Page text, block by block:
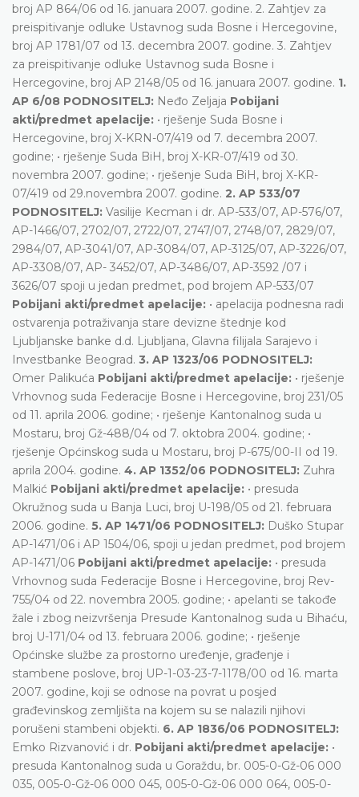
broj AP 864/06 od 16. januara 2007. godine. 2. Zahtjev za
preispitivanje odluke Ustavnog suda Bosne i Hercegovine,
broj AP 1781/07 od 13. decembra 2007. godine. 3. Zahtjev
za preispitivanje odluke Ustavnog suda Bosne i
Hercegovine, broj AP 2148/05 od 16. januara 2007. godine. 1.
AP 6/08 PODNOSITELJ: Neđo Zeljaja Pobijani
akti/predmet apelacije: • rješenje Suda Bosne i
Hercegovine, broj X-KRN-07/419 od 7. decembra 2007.
godine; • rješenje Suda BiH, broj X-KR-07/419 od 30.
novembra 2007. godine; • rješenje Suda BiH, broj X-KR-
07/419 od 29.novembra 2007. godine. 2. AP 533/07
PODNOSITELJ: Vasilije Kecman i dr. AP-533/07, AP-576/07,
AP-1466/07, 2702/07, 2722/07, 2747/07, 2748/07, 2829/07,
2984/07, AP-3041/07, AP-3084/07, AP-3125/07, AP-3226/07,
AP-3308/07, AP- 3452/07, AP-3486/07, AP-3592 /07 i
3626/07 spoji u jedan predmet, pod brojem AP-533/07
Pobijani akti/predmet apelacije: • apelacija podnesna radi
ostvarenja potraživanja stare devizne štednje kod
Ljubljanske banke d.d. Ljubljana, Glavna filijala Sarajevo i
Investbanke Beograd. 3. AP 1323/06 PODNOSITELJ:
Omer Palikuća Pobijani akti/predmet apelacije: • rješenje
Vrhovnog suda Federacije Bosne i Hercegovine, broj 231/05
od 11. aprila 2006. godine; • rješenje Kantonalnog suda u
Mostaru, broj Gž-488/04 od 7. oktobra 2004. godine; •
rješenje Općinskog suda u Mostaru, broj P-675/00-II od 19.
aprila 2004. godine. 4. AP 1352/06 PODNOSITELJ: Zuhra
Malkić Pobijani akti/predmet apelacije: • presuda
Okružnog suda u Banja Luci, broj U-198/05 od 21. februara
2006. godine. 5. AP 1471/06 PODNOSITELJ: Duško Stupar
AP-1471/06 i AP 1504/06, spoji u jedan predmet, pod brojem
AP-1471/06 Pobijani akti/predmet apelacije: • presuda
Vrhovnog suda Federacije Bosne i Hercegovine, broj Rev-
755/04 od 22. novembra 2005. godine; • apelanti se takođe
žale i zbog neizvršenja Presude Kantonalnog suda u Bihaću,
broj U-171/04 od 13. februara 2006. godine; • rješenje
Općinske službe za prostorno uređenje, građenje i
stambene poslove, broj UP-1-03-23-7-1178/00 od 16. marta
2007. godine, koji se odnose na povrat u posjed
građevinskog zemljišta na kojem su se nalazili njihovi
porušeni stambeni objekti. 6. AP 1836/06 PODNOSITELJ:
Emko Rizvanović i dr. Pobijani akti/predmet apelacije: •
presuda Kantonalnog suda u Goraždu, br. 005-0-Gž-06 000
035, 005-0-Gž-06 000 045, 005-0-Gž-06 000 064, 005-0-